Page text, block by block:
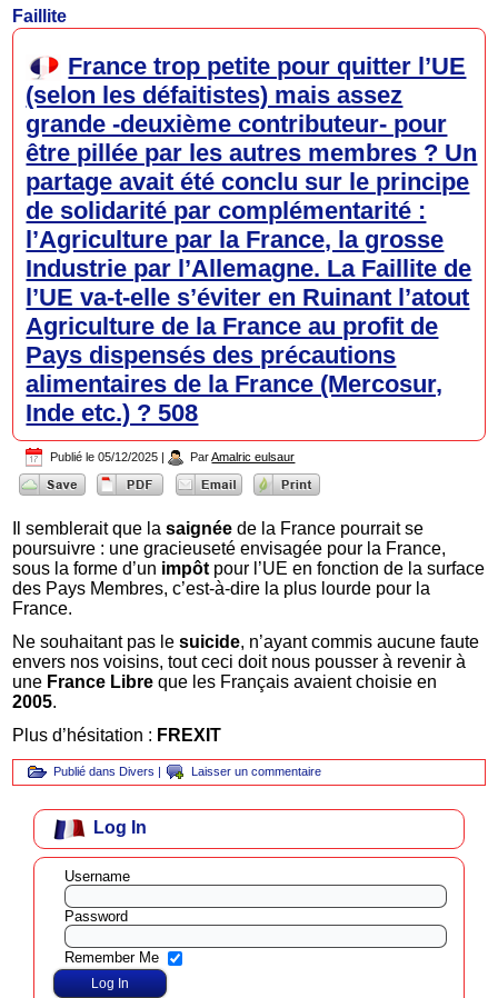
Faillite
France trop petite pour quitter l’UE
(selon les défaitistes) mais assez
grande -deuxième contributeur- pour
être pillée par les autres membres ? Un
partage avait été conclu sur le principe
de solidarité par complémentarité :
l’Agriculture par la France, la grosse
Industrie par l’Allemagne. La Faillite de
l’UE va-t-elle s’éviter en Ruinant l’atout
Agriculture de la France au profit de
Pays dispensés des précautions
alimentaires de la France (Mercosur,
Inde etc.) ? 508
Publié le 05/12/2025 | Par Amalric eulsaur
Il semblerait que lasaignée de la France pourrait se
poursuivre : une gracieuseté envisagée pour la France,
sous la forme d’un impôt pour l’UE en fonction de la surface
des Pays Membres, c’est-à-dire la plus lourde pour la
France.
Ne souhaitant pas lesuicide, n’ayant commis aucune faute
envers nos voisins, tout ceci doit nous pousser à revenir à
une France Libre que les Français avaient choisie en
2005.
Plus d’hésitation : FREXIT
Publié dans Divers | Laisser un commentaire
Log In
Username
Password
Remember Me